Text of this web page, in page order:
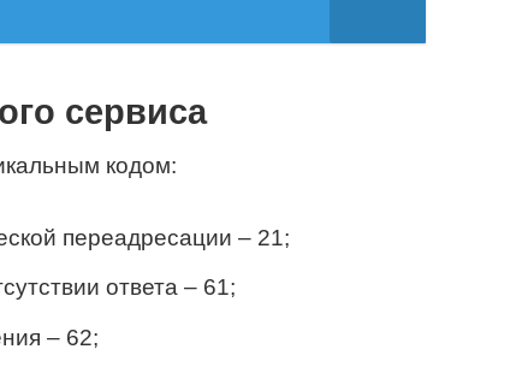
сервиса
кодом:
переадресации – 21;
ответа – 61;
– 62;